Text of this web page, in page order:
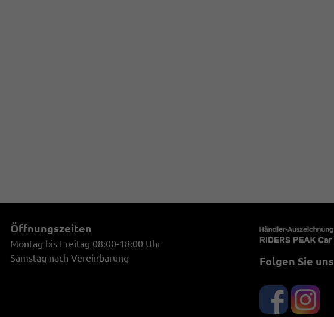
Öffnungszeiten
Montag bis Freitag 08:00-18:00 Uhr
Samstag nach Vereinbarung
Folgen Sie uns